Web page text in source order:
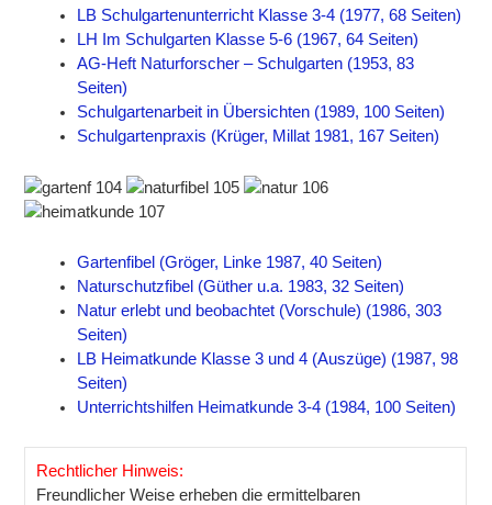
LB Schulgartenunterricht Klasse 3-4 (1977, 68 Seiten)
LH Im Schulgarten Klasse 5-6 (1967, 64 Seiten)
AG-Heft Naturforscher – Schulgarten (1953, 83
Seiten)
Schulgartenarbeit in Übersichten (1989, 100 Seiten)
Schulgartenpraxis (Krüger, Millat 1981, 167 Seiten)
Gartenfibel (Gröger, Linke 1987, 40 Seiten)
Naturschutzfibel (Güther u.a. 1983, 32 Seiten)
Natur erlebt und beobachtet (Vorschule) (1986, 303
Seiten)
LB Heimatkunde Klasse 3 und 4 (Auszüge) (1987, 98
Seiten)
Unterrichtshilfen Heimatkunde 3-4 (1984, 100 Seiten)
Rechtlicher Hinweis:
Freundlicher Weise erheben die ermittelbaren